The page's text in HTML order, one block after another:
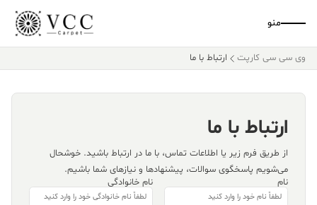
منو
وی سی سی کارپت ارتباط با ما
ارتباط با ما
از طریق فرم زیر یا اطلاعات تماس، با ما در ارتباط باشید. خوشحال
می‌شویم پاسخگوی سوالات، پیشنهادها و نیازهای شما باشیم.
نام
نام خانوادگی